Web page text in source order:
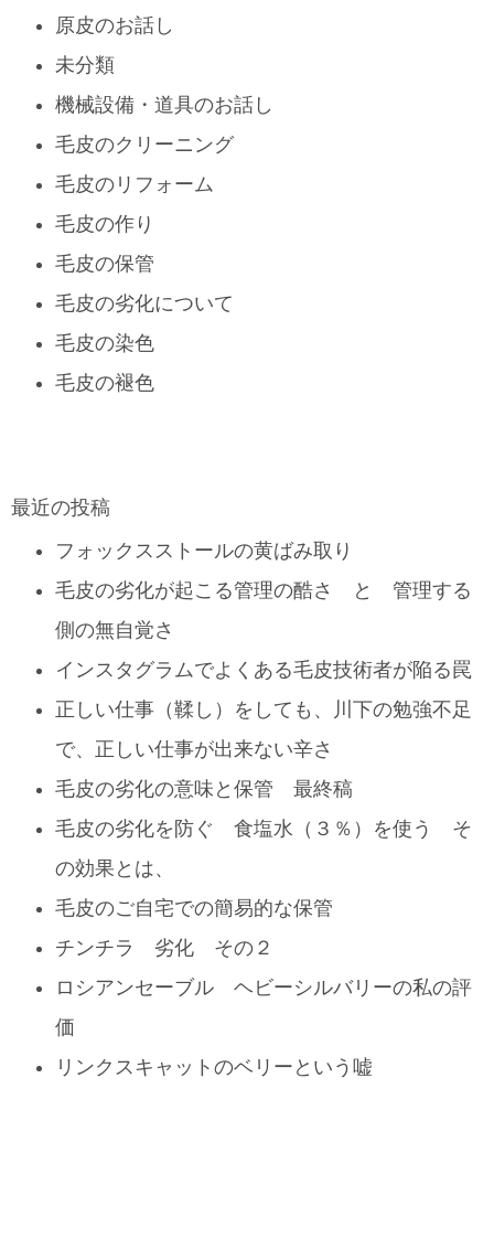
原皮のお話し
未分類
機械設備・道具のお話し
毛皮のクリーニング
毛皮のリフォーム
毛皮の作り
毛皮の保管
毛皮の劣化について
毛皮の染色
毛皮の褪色
最近の投稿
フォックスストールの黄ばみ取り
毛皮の劣化が起こる管理の酷さ と 管理する
側の無自覚さ
インスタグラムでよくある毛皮技術者が陥る罠
正しい仕事（鞣し）をしても、川下の勉強不足
で、正しい仕事が出来ない辛さ
毛皮の劣化の意味と保管 最終稿
毛皮の劣化を防ぐ 食塩水（３％）を使う そ
の効果とは、
毛皮のご自宅での簡易的な保管
チンチラ 劣化 その２
ロシアンセーブル ヘビーシルバリーの私の評
価
リンクスキャットのベリーという嘘